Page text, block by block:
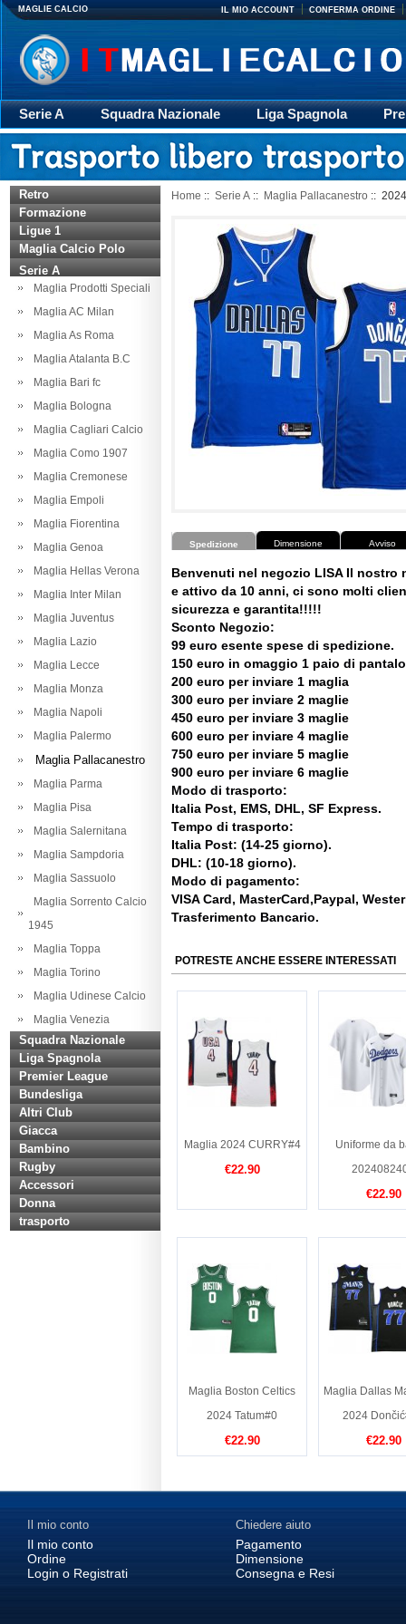
MAGLIE CALCIO IL MIO ACCOUNT CONFERMA ORDINE
Serie A Squadra Nazionale Liga Spagnola
Giacca
Rugby trasporto Retro
Retro
Formazione
Ligue 1
Maglia Calcio Polo
Serie A
Maglia Prodotti Speciali
Maglia AC Milan
Maglia As Roma
Maglia Atalanta B.C
Maglia Bari fc
Maglia Bologna
Maglia Cagliari Calcio
Maglia Como 1907
Maglia Cremonese
Maglia Empoli
Maglia Fiorentina
Maglia Genoa
Maglia Hellas Verona
Maglia Inter Milan
Maglia Juventus
Maglia Lazio
Maglia Lecce
Maglia Monza
Maglia Napoli
Maglia Palermo
Maglia Pallacanestro
Maglia Parma
Maglia Pisa
Maglia Salernitana
Maglia Sampdoria
Maglia Sassuolo
Maglia Sorrento Calcio
1945
Maglia Toppa
Maglia Torino
Maglia Udinese Calcio
Maglia Venezia
Squadra Nazionale
Liga Spagnola
Premier League
Bundesliga
Altri Club
Giacca
Bambino
Rugby
Accessori
Donna
trasporto
Home :: Serie A :: Maglia Pallacanestro ::
Spedizione Dimensione Avviso
Benvenuti nel negozio LISA Il nostro
e attivo da 10 anni, ci sono molti
sicurezza e garantita!!!!!
Sconto Negozio:
99 euro esente spese di spedizione.
150 euro in omaggio 1 paio di
200 euro per inviare 1 maglia
300 euro per inviare 2 maglie
450 euro per inviare 3 maglie
600 euro per inviare 4 maglie
750 euro per inviare 5 maglie
900 euro per inviare 6 maglie
Modo di trasporto:
Italia Post, EMS, DHL, SF Express.
Tempo di trasporto:
Italia Post: (14-25 giorno).
DHL: (10-18 giorno).
Modo di pagamento:
VISA Card, MasterCard,Paypal,
Trasferimento Bancario.
POTRESTE ANCHE ESSERE INTERESSATI
Maglia 2024 CURRY#4
€22.90
Uniforme da
€22.90
Maglia Boston Celtics
2024 Tatum#0
€22.90
Maglia Dallas
2024
€22.90
Il mio conto
Il mio conto
Ordine
Login o Registrati
Chiedere aiuto
Pagamento
Dimensione
Consegna e Resi